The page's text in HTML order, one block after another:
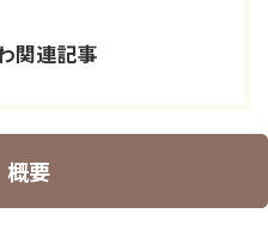
関連記事
概要